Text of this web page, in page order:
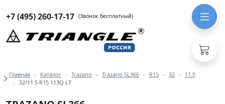
+7 (495) 260-17-17 (Звонок бесплатный)
Навигация по разделам модели
Главная Каталог Trazano Trazano SL366 R15 32
11.5
32/11.5 R15 113Q LT